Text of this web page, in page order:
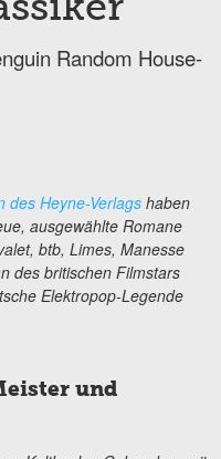
Random House-
des Heyne-Verlags haben
ausgewählte Romane
btb, Limes, Manesse
des britischen Filmstars
Elektropop-Legende
und